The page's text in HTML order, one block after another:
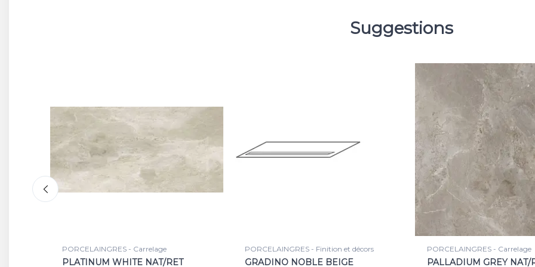
Suggestions
PORCELAINGRES - Finition et décors
GRADINO NOBLE BEIGE
PORCELAINGRES - Carrelage
PALLADIUM GREY NAT/RET
PORCELAINGRES - Plinthe
BATT PALLADIUM GREY